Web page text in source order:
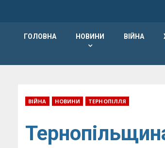
ГОЛОВНА НОВИНИ ВІЙНА
ВІЙНА НОВИНИ ТЕРНОПІЛЛЯ